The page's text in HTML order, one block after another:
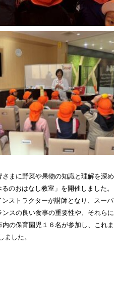
まに野菜や果物の知識と理解を深め
のおはなし教室」を開催しました。
ストラクターが講師となり、スーパ
スの良い食事の重要性や、それらに
の保育園児１６名が参加し、これま
した。